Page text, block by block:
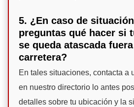
5. ¿En caso de
preguntas qué hacer si
se queda atascada
carretera?
En tales situaciones, contacta a
en nuestro directorio lo antes
detalles sobre tu ubicación y la